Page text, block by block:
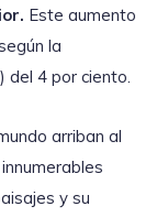
Este aumento
la
del 4 por ciento.
arriban al
y su